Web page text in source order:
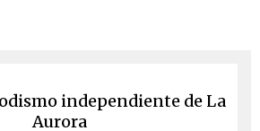
independiente de La
Aurora